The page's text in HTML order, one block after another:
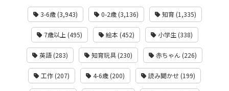
3-6歳 (3,943) 0-2歳 (3,136) 知育 (1,335)
7歳以上 (495) 絵本 (452) 小学生 (338)
英語 (283) 知育玩具 (230) 赤ちゃん (226)
工作 (207) 4-6歳 (200) 読み聞かせ (199)